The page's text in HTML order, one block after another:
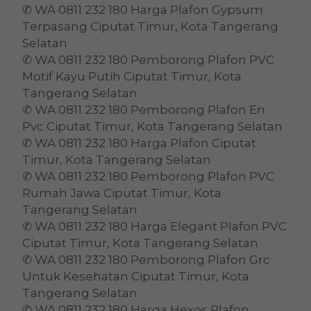
✆ WA 0811 232 180 Harga Plafon Gypsum
Terpasang Ciputat Timur, Kota Tangerang
Selatan
✆ WA 0811 232 180 Pemborong Plafon PVC
Motif Kayu Putih Ciputat Timur, Kota
Tangerang Selatan
✆ WA 0811 232 180 Pemborong Plafon En
Pvc Ciputat Timur, Kota Tangerang Selatan
✆ WA 0811 232 180 Harga Plafon Ciputat
Timur, Kota Tangerang Selatan
✆ WA 0811 232 180 Pemborong Plafon PVC
Rumah Jawa Ciputat Timur, Kota
Tangerang Selatan
✆ WA 0811 232 180 Harga Elegant Plafon PVC
Ciputat Timur, Kota Tangerang Selatan
✆ WA 0811 232 180 Pemborong Plafon Grc
Untuk Kesehatan Ciputat Timur, Kota
Tangerang Selatan